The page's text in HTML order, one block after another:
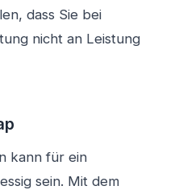
dass Sie bei
nicht an Leistung
kann für ein
sein. Mit dem